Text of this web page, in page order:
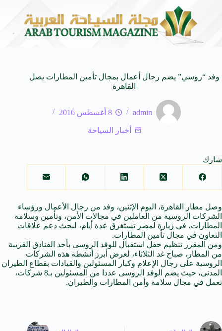
العتيقــــة 6 أغسطس 2026 بغداد حاضرة التاريخ والثقافة تستعد للدورة(27) لمعرض الكتاب الدولي بمشاركة (600) دار
وفد “روسي” يضم رجال أعمال بمجال تأمين المطارات يصل
القاهرة
admin 8 أغسطس 2016
أخبار السياحة
شارك
وصل مطار القاهرة، اليوم الإثنين، وفد من رجال الأعمال ورؤساء
الشركات الروسية من العاملين في مجالات الأمن، وتأمين وسلامة
المطارات، في زيارة لمصر تستغرق عدة أيام، لبحث دعم علاقات
التعاون في مجال تأمين المطارات.
ومن المقرر تنظيم حفل استقبال للوفد الروسى بأحد الفنادق القريبة
من المطار، صباح غد الثلاثاء، لعرض أبرز أنشطة هذه الشركات
الروسية على رجال الإعلام وكبار
المسئولين والقيادات بقطاع الطيران
المدنى، حيث يضم الوفد الروسى عددا من المسئولين
بـ8 شركات،
تعمل في مجال سلامة وأمن المطارات والطيران.